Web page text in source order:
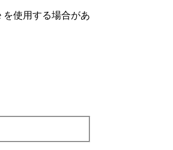
使⽤する場合があ